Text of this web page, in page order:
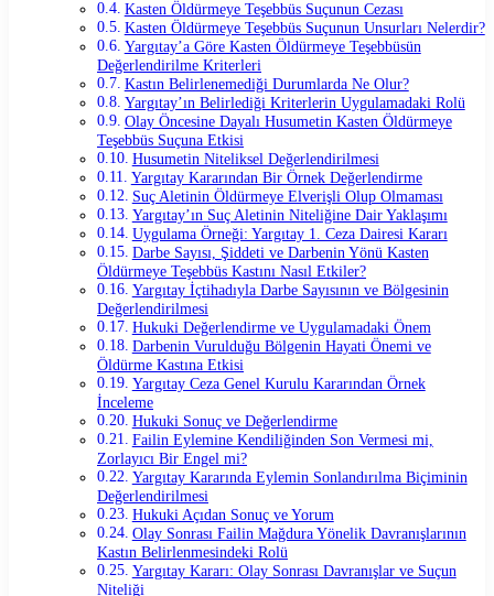
Kasten Öldürmeye Teşebbüs Suçunun Cezası
Kasten Öldürmeye Teşebbüs Suçunun Unsurları Nelerdir?
Yargıtay’a Göre Kasten Öldürmeye Teşebbüsün
Değerlendirilme Kriterleri
Kastın Belirlenemediği Durumlarda Ne Olur?
Yargıtay’ın Belirlediği Kriterlerin Uygulamadaki Rolü
Olay Öncesine Dayalı Husumetin Kasten Öldürmeye
Teşebbüs Suçuna Etkisi
Husumetin Niteliksel Değerlendirilmesi
Yargıtay Kararından Bir Örnek Değerlendirme
Suç Aletinin Öldürmeye Elverişli Olup Olmaması
Yargıtay’ın Suç Aletinin Niteliğine Dair Yaklaşımı
Uygulama Örneği: Yargıtay 1. Ceza Dairesi Kararı
Darbe Sayısı, Şiddeti ve Darbenin Yönü Kasten
Öldürmeye Teşebbüs Kastını Nasıl Etkiler?
Yargıtay İçtihadıyla Darbe Sayısının ve Bölgesinin
Değerlendirilmesi
Hukuki Değerlendirme ve Uygulamadaki Önem
Darbenin Vurulduğu Bölgenin Hayati Önemi ve
Öldürme Kastına Etkisi
Yargıtay Ceza Genel Kurulu Kararından Örnek
İnceleme
Hukuki Sonuç ve Değerlendirme
Failin Eylemine Kendiliğinden Son Vermesi mi,
Zorlayıcı Bir Engel mi?
Yargıtay Kararında Eylemin Sonlandırılma Biçiminin
Değerlendirilmesi
Hukuki Açıdan Sonuç ve Yorum
Olay Sonrası Failin Mağdura Yönelik Davranışlarının
Kastın Belirlenmesindeki Rolü
Yargıtay Kararı: Olay Sonrası Davranışlar ve Suçun
Niteliği